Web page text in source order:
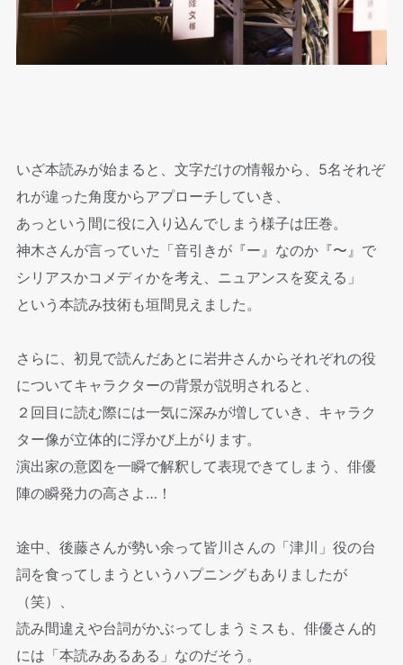
いざ本読みが始まると、文字だけの情報から、5名それぞ
れが違った角度からアプローチしていき、
あっという間に役に入り込んでしまう様子は圧巻。
神木さんが言っていた「音引きが『ー』なのか『〜』で
シリアスかコメディかを考え、ニュアンスを変える」
という本読み技術も垣間見えました。
さらに、初見で読んだあとに岩井さんからそれぞれの役
についてキャラクターの背景が説明されると、
２回目に読む際には一気に深みが増していき、キャラク
ター像が立体的に浮かび上がります。
演出家の意図を一瞬で解釈して表現できてしまう、俳優
陣の瞬発力の高さよ…！
途中、後藤さんが勢い余って皆川さんの「津川」役の台
詞を食ってしまうというハプニングもありましたが
（笑）、
読み間違えや台詞がかぶってしまうミスも、俳優さん的
には「本読みあるある」なのだそう。